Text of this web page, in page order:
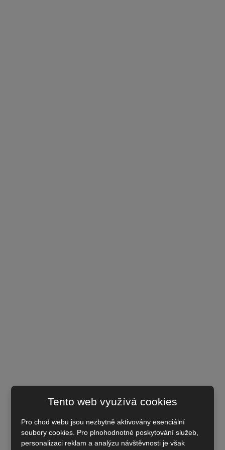
Tento web využívá cookies
Pro chod webu jsou nezbytně aktivovány esenciální
soubory cookies. Pro plnohodnotné poskytování služeb,
personalizaci reklam a analýzu návštěvnosti je však